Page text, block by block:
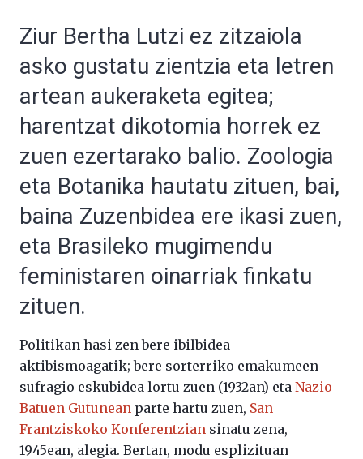
Ziur Bertha Lutzi ez zitzaiola
asko gustatu zientzia eta letren
artean aukeraketa egitea;
harentzat dikotomia horrek ez
zuen ezertarako balio. Zoologia
eta Botanika hautatu zituen, bai,
baina Zuzenbidea ere ikasi zuen,
eta Brasileko mugimendu
feministaren oinarriak finkatu
zituen.
Politikan hasi zen bere ibilbidea
aktibismoagatik; bere sorterriko emakumeen
sufragio eskubidea lortu zuen (1932an) eta Nazio
Batuen Gutunean parte hartu zuen, San
Frantziskoko Konferentzian sinatu zena,
1945ean, alegia. Bertan, modu esplizituan